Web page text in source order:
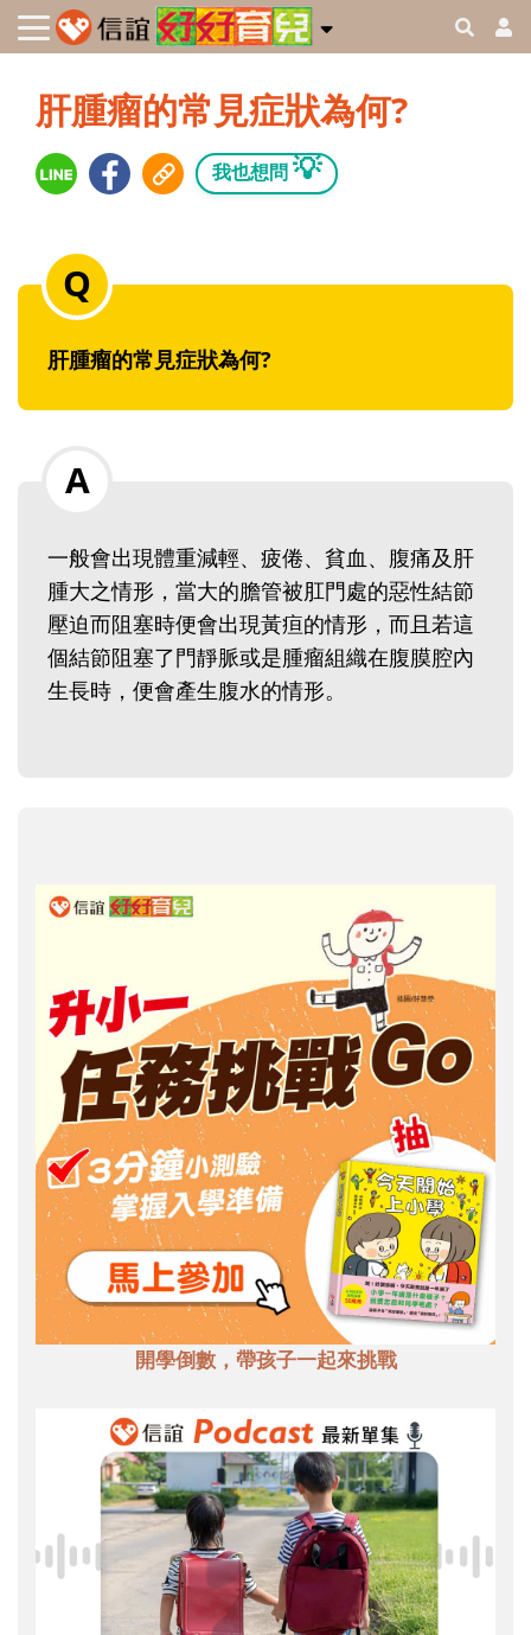
肝腫瘤的常見症狀為何?
我也想問 💡
肝腫瘤的常見症狀為何?
一般會出現體重減輕、疲倦、貧血、腹痛及肝
腫大之情形，當大的膽管被肛門處的惡性結節
壓迫而阻塞時便會出現黃疸的情形，而且若這
個結節阻塞了門靜脈或是腫瘤組織在腹膜腔內
生長時，便會產生腹水的情形。
開學倒數，帶孩子一起來挑戰